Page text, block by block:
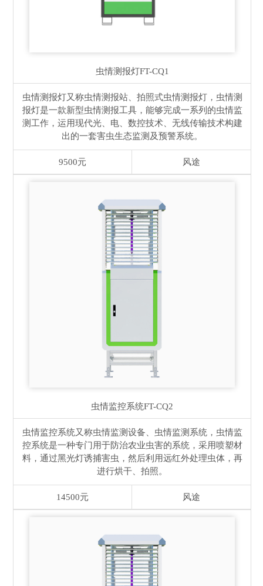
虫情测报灯FT-CQ1
虫情测报灯又称虫情测报站、拍照式虫情测报灯，虫情测
报灯是一款新型虫情测报工具，能够完成一系列的虫情监
测工作，运用现代光、电、数控技术、无线传输技术构建
出的一套害虫生态监测及预警系统。
9500元 风途
虫情监控系统FT-CQ2
虫情监控系统又称虫情监测设备、虫情监测系统，虫情监
控系统是一种专门用于防治农业虫害的系统，采用喷塑材
料，通过黑光灯诱捕害虫，然后利用远红外处理虫体，再
进行烘干、拍照。
14500元 风途